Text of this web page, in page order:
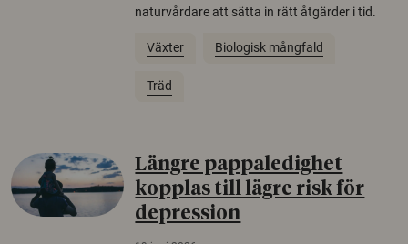
naturvårdare att sätta in rätt åtgärder i tid.
Växter Biologisk mångfald
Träd
Längre pappaledighet
kopplas till lägre risk för
depression